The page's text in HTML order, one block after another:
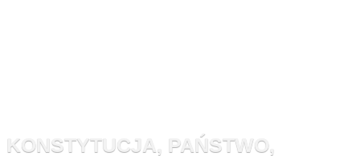
KONSTYTUCJA, PAŃSTWO,